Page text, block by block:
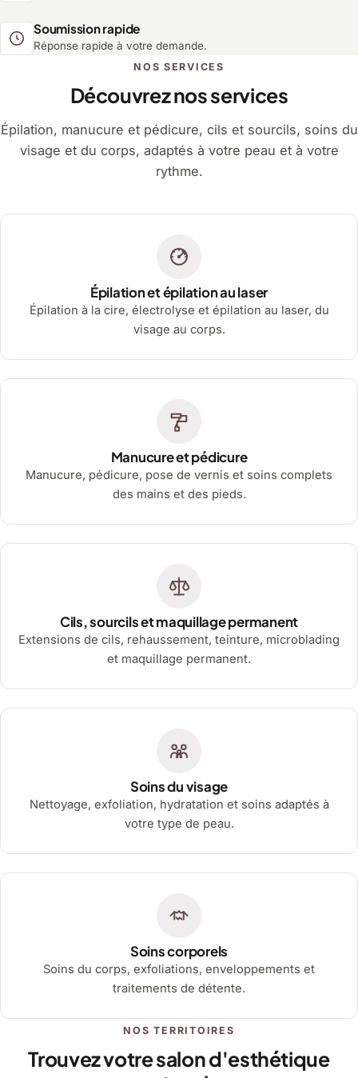
Soumission rapide
Réponse rapide à votre demande.
NOS SERVICES
Découvrez nos services
Épilation, manucure et pédicure, cils et sourcils, soins du
visage et du corps, adaptés à votre peau et à votre
rythme.
Épilation et épilation au laser
Épilation à la cire, électrolyse et épilation au laser, du
visage au corps.
Manucure et pédicure
Manucure, pédicure, pose de vernis et soins complets
des mains et des pieds.
Cils, sourcils et maquillage permanent
Extensions de cils, rehaussement, teinture, microblading
et maquillage permanent.
Soins du visage
Nettoyage, exfoliation, hydratation et soins adaptés à
votre type de peau.
Soins corporels
Soins du corps, exfoliations, enveloppements et
traitements de détente.
NOS TERRITOIRES
Trouvez votre salon d'esthétique